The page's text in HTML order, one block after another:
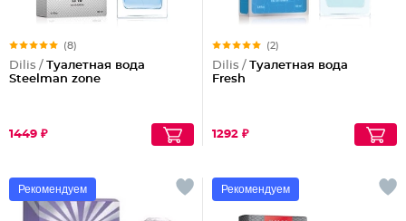
(8)
Dilis / Туалетная вода
Steelman zone
1449 ₽
(2)
Dilis / Туалетная вода
Fresh
1292 ₽
Рекомендуем Рекомендуем